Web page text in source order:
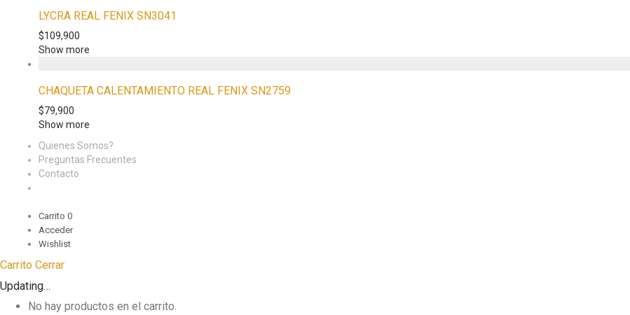
LYCRA REAL FENIX SN3041
$109,900
Show more
CHAQUETA CALENTAMIENTO REAL FENIX SN2759
$79,900
Show more
Quienes Somos?
Preguntas Frecuentes
Contacto
Carrito 0
Acceder
Wishlist
Carrito Cerrar
Updating…
No hay productos en el carrito.